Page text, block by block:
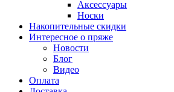
Аксессуары
Носки
Накопительные скидки
Интересное о пряже
Новости
Блог
Видео
Оплата